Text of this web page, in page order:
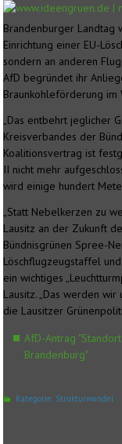
Brandenburger Landtag
Einrichtung einer EU-
sondern an anderen
AfD begründet ihr
Braunkohleförderung im
„Das entbehrt jeglicher
Kreisverbandes der
Koalitionsvertrag ist
II nicht mehr
wird einige hundert
„Statt Nebelkerzen zu
Lausitz an der Zukunft
Bündnisgrünen Spree-
Löschflugzeugstaffel
ein wichtiges
Lausitz. „Das werden
die Lausitzer
AfD-Antrag
Brandenburg"
Kategorie: Strukturwandel